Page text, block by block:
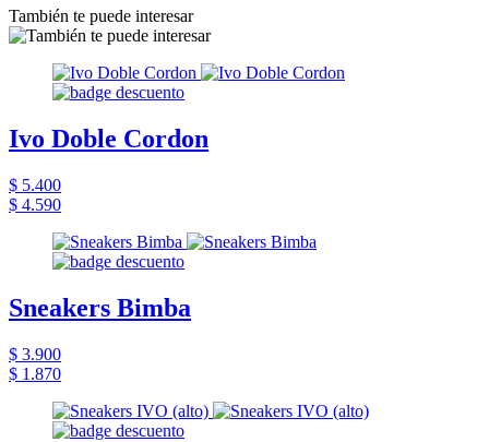
También te puede interesar
Ivo Doble Cordon
$ 5.400
$ 4.590
Sneakers Bimba
$ 3.900
$ 1.870